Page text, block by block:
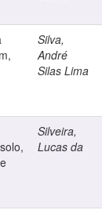
Silva,
André
Silas Lima
Silveira,
Lucas da